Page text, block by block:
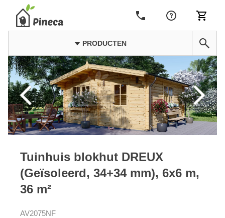
PRODUCTEN
Tuinhuis blokhut DREUX
(Geïsoleerd, 34+34 mm), 6x6 m,
36 m²
AV2075NF